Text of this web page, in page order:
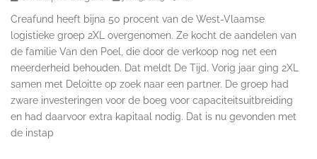
Creafund heeft bijna 50 procent van de West-Vlaamse
logistieke groep 2XL overgenomen. Ze kocht de aandelen van
de familie Van den Poel, die door de verkoop nog net een
meerderheid behouden. Dat meldt De Tijd. Vorig jaar ging 2XL
samen met Deloitte op zoek naar een partner. De groep had
zware investeringen voor de boeg voor capaciteitsuitbreiding
en had daarvoor extra kapitaal nodig. Dat is nu gevonden met
de instap